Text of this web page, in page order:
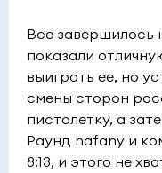
Все завершилось
показали
выиграть ее, но
смены сторон
пистолетку, а
Раунд nafany и
8:13, и этого не